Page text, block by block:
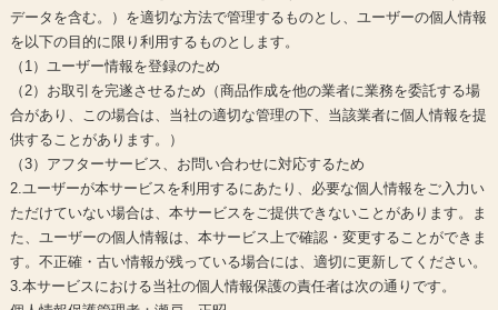
データを含む。）を適切な方法で管理するものとし、ユーザーの個人情報
を以下の目的に限り利用するものとします。
（1）ユーザー情報を登録のため
（2）お取引を完遂させるため（商品作成を他の業者に業務を委託する場
合があり、この場合は、当社の適切な管理の下、当該業者に個人情報を提
供することがあります。）
（3）アフターサービス、お問い合わせに対応するため
2.ユーザーが本サービスを利用するにあたり、必要な個人情報をご入力い
ただけていない場合は、本サービスをご提供できないことがあります。ま
た、ユーザーの個人情報は、本サービス上で確認・変更することができま
す。不正確・古い情報が残っている場合には、適切に更新してください。
3.本サービスにおける当社の個人情報保護の責任者は次の通りです。